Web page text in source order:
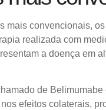
mais convencionais,
realizada com
a doença em
de
efeitos colaterais,